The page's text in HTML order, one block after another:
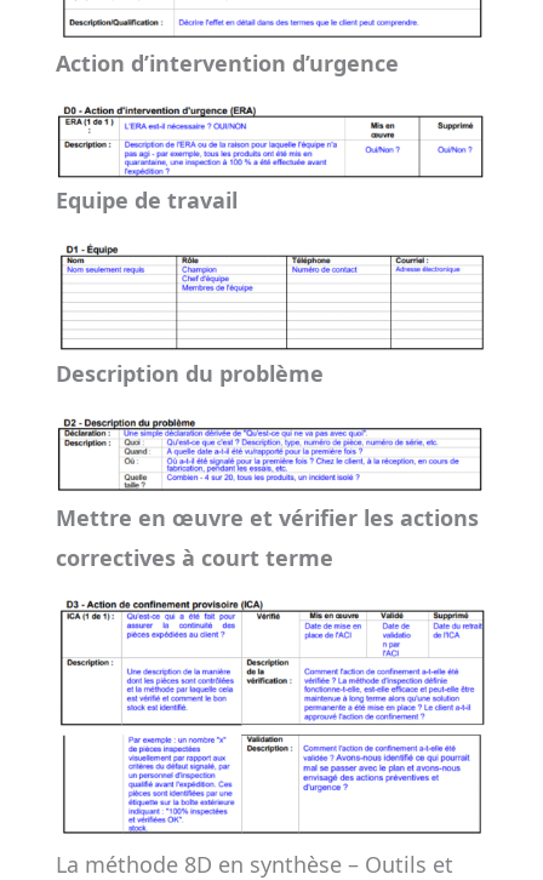
Action d’intervention d’urgence
Equipe de travail
Description du problème
Mettre en œuvre et vérifier les actions
correctives à court terme
La méthode 8D en synthèse – Outils et